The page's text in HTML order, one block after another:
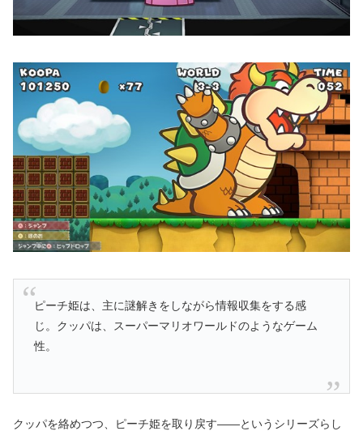
ピーチ姫は、主に謎解きをしながら情報収集をする感
じ。クッパは、スーパーマリオワールドのようなゲーム
性。
クッパを絡めつつ、ピーチ姫を取り戻す――というシリーズらし